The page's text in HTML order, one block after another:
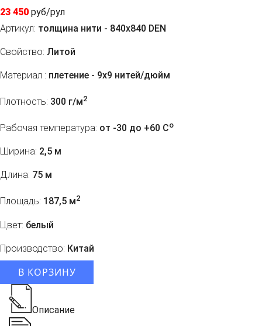
23 450 руб/рул
Артикул: толщина нити - 840х840 DEN
Свойство: Литой
Материал : плетение - 9х9 нитей/дюйм
Плотность: 300 г/м2
Рабочая температура: от -30 до +60 Co
Ширина: 2,5 м
Длина: 75 м
Площадь: 187,5 м2
Цвет: белый
Производство: Китай
В КОРЗИНУ
Описание